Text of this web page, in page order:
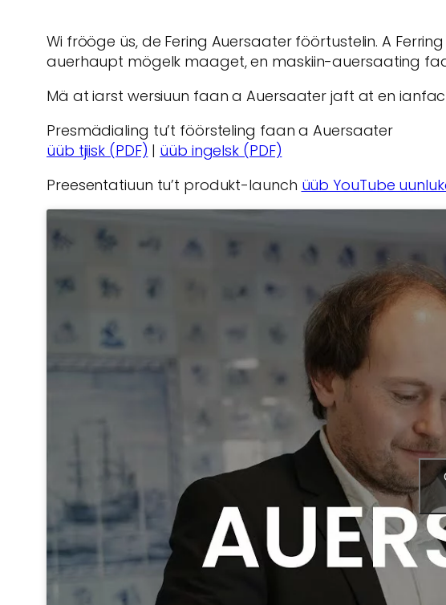
Wi frööge üs, de Fering Auersaater föörtustelin. A
auerhaupt mögelk maaget, en maskiin-auersaating
Mä at iarst wersiuun faan a Auersaater jaft at en
Presmädialing tu’t föörsteling faan a Auersaater
üüb tjiisk (PDF) | üüb ingelsk (PDF)
Preesentatiuun tu’t produkt-launch üüb YouTube